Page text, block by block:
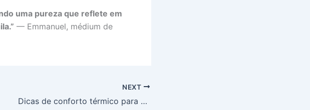
uma pureza que reflete em
— Emmanuel, médium de
NEXT
Dicas de conforto térmico para apartamentos